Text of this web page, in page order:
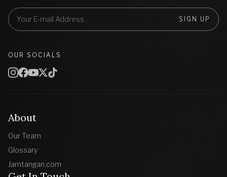
About
Our Team
Glossary
Jamtangan.com
SIGN UP
OUR SOCIALS